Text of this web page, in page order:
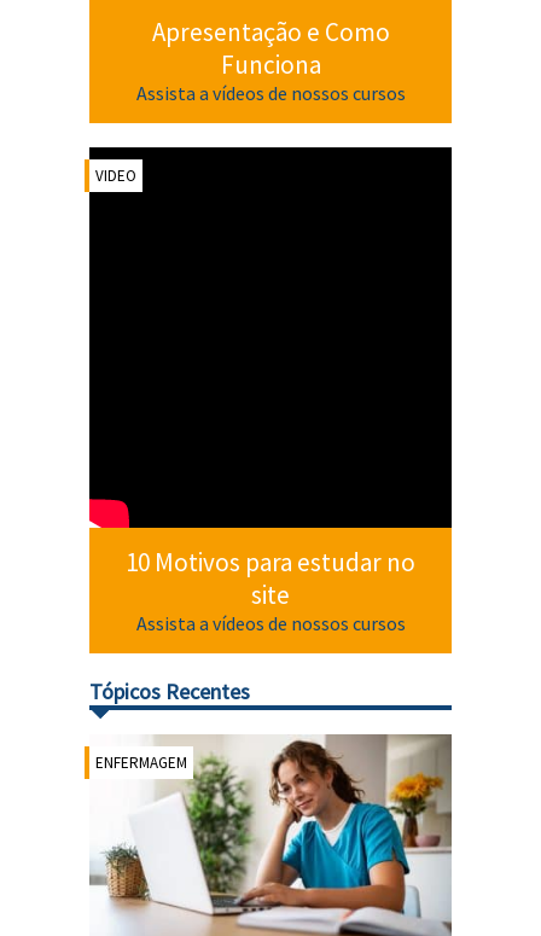
Apresentação e Como
Funciona
Assista a vídeos de nossos cursos
VIDEO
10 Motivos para estudar no
site
Assista a vídeos de nossos cursos
Tópicos Recentes
ENFERMAGEM